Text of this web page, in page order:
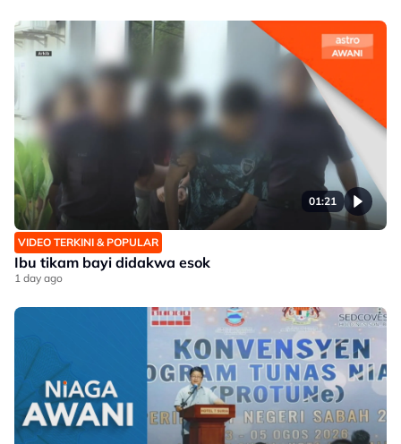
01:21
VIDEO TERKINI & POPULAR
Ibu tikam bayi didakwa esok
1 day ago